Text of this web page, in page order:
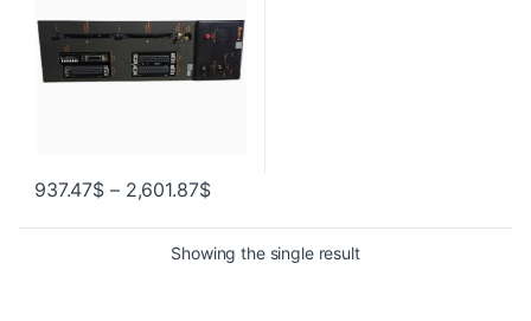
937.47$ – 2,601.87$
Showing the single result